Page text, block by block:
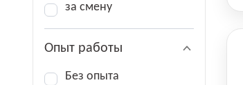
за смену
Опыт работы
Без опыта